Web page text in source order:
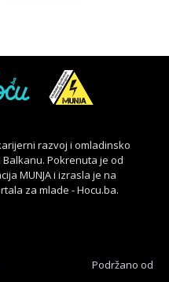
razvoj i omladinsko
Pokrenuta je od
MUNJA i izrasla je na
za mlade - Hocu.ba.
Podržano od